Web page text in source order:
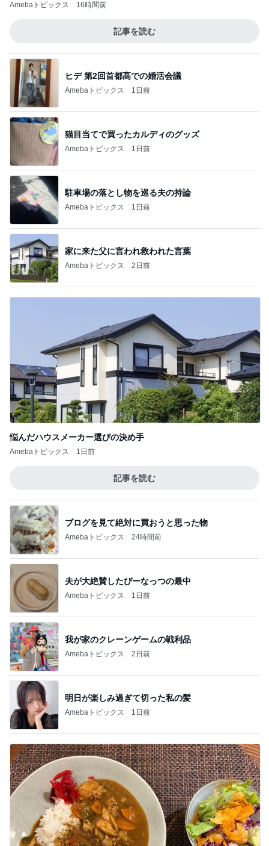
Amebaトピックス 16時間前
記事を読む
ヒデ 第2回首都高での婚活会議
Amebaトピックス 1日前
猫目当てで買ったカルディのグッズ
Amebaトピックス 1日前
駐車場の落とし物を巡る夫の持論
Amebaトピックス 1日前
家に来た父に言われ救われた言葉
Amebaトピックス 2日前
悩んだハウスメーカー選びの決め手
Amebaトピックス 1日前
記事を読む
ブログを見て絶対に買おうと思った物
Amebaトピックス 24時間前
夫が大絶賛したぴーなっつの最中
Amebaトピックス 1日前
我が家のクレーンゲームの戦利品
Amebaトピックス 2日前
明日が楽しみ過ぎて切った私の髪
Amebaトピックス 1日前